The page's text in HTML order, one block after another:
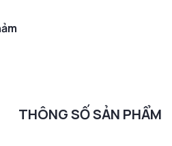
THÔNG SỐ SẢN PHẨM